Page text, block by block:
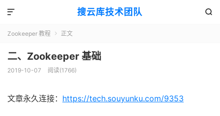
搜云库技术团队 

Zookeeper 教程  正文
二、Zookeeper 基础
2019-10-07 阅读(1766)
文章永久连接： https://tech.souyunku.com/9353